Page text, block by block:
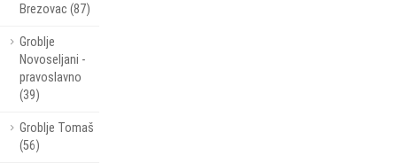
Brezovac (87)
Groblje
Novoseljani -
pravoslavno
(39)
Groblje Tomaš
(56)